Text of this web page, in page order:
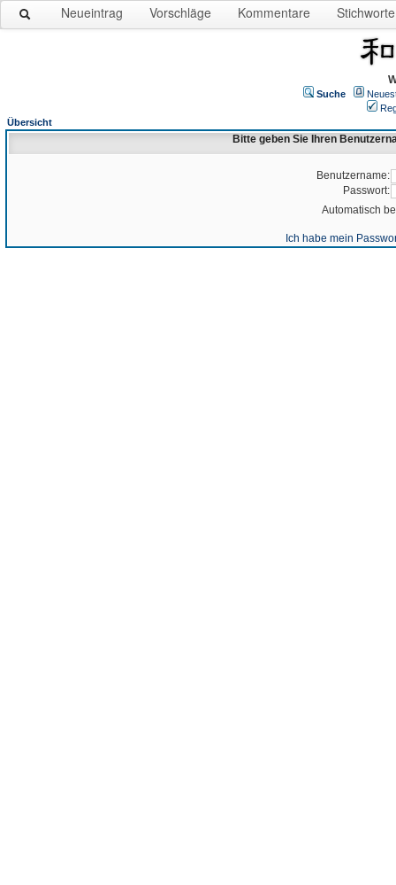
Neueintrag Vorschläge Kommentare Stichworte
Suche
Übersicht
Bitte geben Sie Ihren
Benutzername:
Passwort:
Automatisch
Ich habe mein